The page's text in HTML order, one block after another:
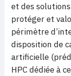
et des
protéger et
périmètre
disposition de
artificielle
HPC dédiée à